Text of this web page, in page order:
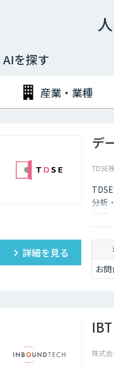
AIを探す
産業・業種
デ
TDSE
分析
です。
詳細を見る
お
株式